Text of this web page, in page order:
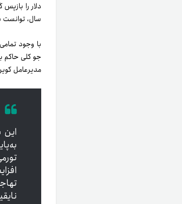
سال، توانست
با وجود
مدیرعامل
این